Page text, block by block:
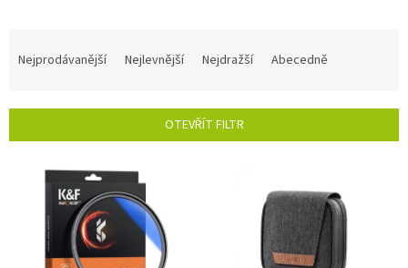
í
Nejprodávanější Nejlevnější Nejdražší Abecedně
OTEVŘÍT FILTR